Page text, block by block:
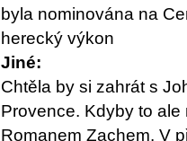
byla nominována na
herecký výkon
Jiné:
Chtěla by si zahrát s
Provence. Kdyby to
Romanem Zachem. V